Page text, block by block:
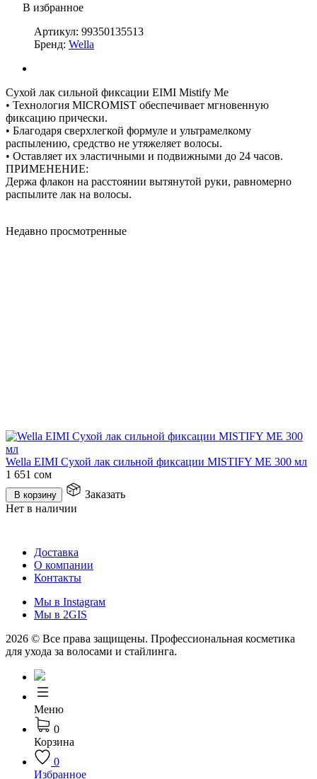
В избранное
Артикул: 99350135513
Бренд: Wella
Сухой лак сильной фиксации EIMI Mistify Me
• Технология MICROMIST обеспечивает мгновенную
фиксацию прически.
• Благодаря сверхлегкой формуле и ультрамелкому
распылению, средство не утяжеляет волосы.
• Оставляет их эластичными и подвижными до 24 часов.
ПРИМЕНЕНИЕ:
Держа флакон на расстоянии вытянутой руки, равномерно
распылите лак на волосы.
Недавно просмотренные
Wella EIMI Сухой лак сильной фиксации MISTIFY ME 300 мл
1 651 сом
В корзину
Заказать
Нет в наличии
Доставка
О компании
Контакты
Мы в Instagraм
Мы в 2GIS
2026 © Все права защищены. Профессиональная косметика
для ухода за волосами и стайлинга.
Меню
0
Корзина
0
Избранное